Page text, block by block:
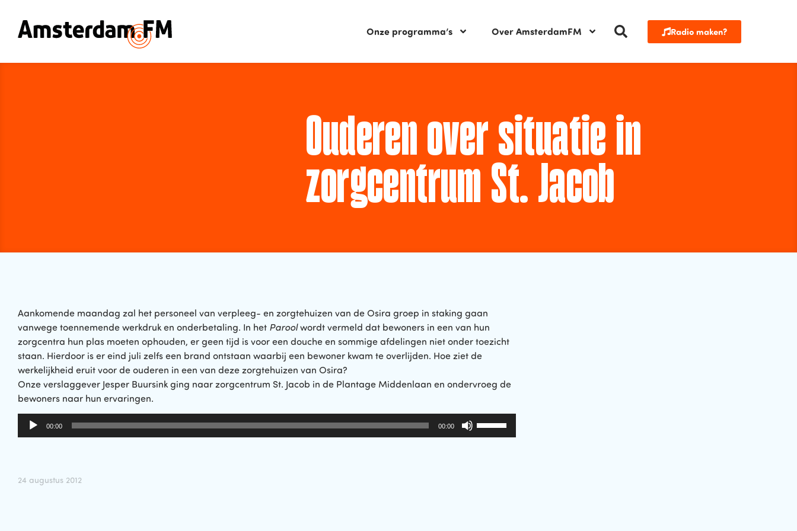
Onze programma’s Over AmsterdamFM Radio maken?
Ouderen over situatie in
zorgcentrum St. Jacob
Aankomende maandag zal het personeel van verpleeg- en zorgtehuizen van de Osira groep in staking gaan
vanwege toennemende werkdruk en onderbetaling. In het Paroolwordt vermeld dat bewoners in een van hun
zorgcentra hun plas moeten ophouden, er geen tijd is voor een douche en sommige afdelingen niet onder toezicht
staan. Hierdoor is er eind juli zelfs een brand ontstaan waarbij een bewoner kwam te overlijden. Hoe ziet de
werkelijkheid eruit voor de ouderen in een van deze zorgtehuizen van Osira?
Onze verslaggever Jesper Buursink ging naar zorgcentrum St. Jacob in de Plantage Middenlaan en ondervroeg de
bewoners naar hun ervaringen.
Audiospeler
00:00 00:00
24 augustus 2012